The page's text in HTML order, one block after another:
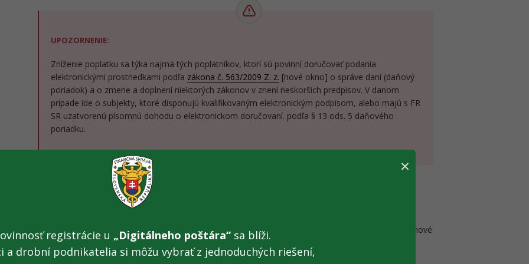
UPOZORNENIE:
Zníženie poplatku sa týka najmä tých poplatníkov, ktorí sú povinní doručovať podania
elektronickými prostriedkami podľa zákona č. 563/2009 Z. z. [nové okno] o správe daní (daňový
poriadok) a o zmene a doplnení niektorých zákonov v znení neskorších predpisov. V danom
prípade ide o subjekty, ktoré disponujú kvalifikovaným elektronickým podpisom, alebo majú s FR
SR uzatvorenú písomnú dohodu o elektronickom doručovaní. podľa § 13 ods. 5 daňového
poriadku.
Poplatníci podávajúci žiadosť o úkon
môžu platiť správne poplatky:
si môže poplatník zakúpiť na vybraných pobočkách Slovenskej pošty.
[.xlsx; 356 kB; nové
okno] je zverejnený na webovom sídle Slovenskej pošty,
úhradou platobného predpisu na zaplatenie správneho poplatku
×
registrácie u „Digitálneho poštára“ sa blíži.
a drobní podnikatelia si môžu vybrať z jednoduchých riešení,